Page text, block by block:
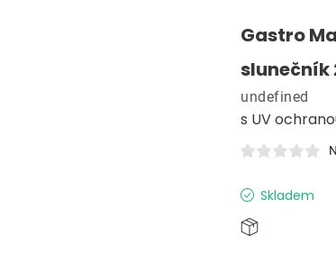
Gastro
slunečník
s UV
undefined
Skladem